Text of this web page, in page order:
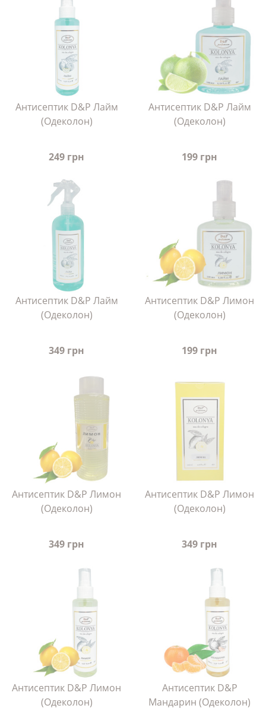
Антисептик D&P Лайм
(Одеколон)
249 грн
Антисептик D&P Лайм
(Одеколон)
199 грн
Антисептик D&P Лайм
(Одеколон)
349 грн
Антисептик D&P Лимон
(Одеколон)
199 грн
Антисептик D&P Лимон
(Одеколон)
349 грн
Антисептик D&P Лимон
(Одеколон)
349 грн
Антисептик D&P Лимон
(Одеколон)
Антисептик D&P
Мандарин (Одеколон)